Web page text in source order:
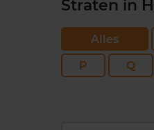
Straten in
Alles
P
Q